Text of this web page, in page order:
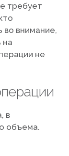
требует
во внимание,
на
не
в
объема.